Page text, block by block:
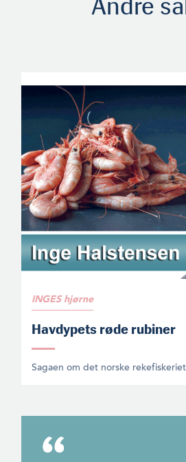
Andre
INGES hjørne
Havdypets røde rubiner
Sagaen om det norske rekefiskeriet